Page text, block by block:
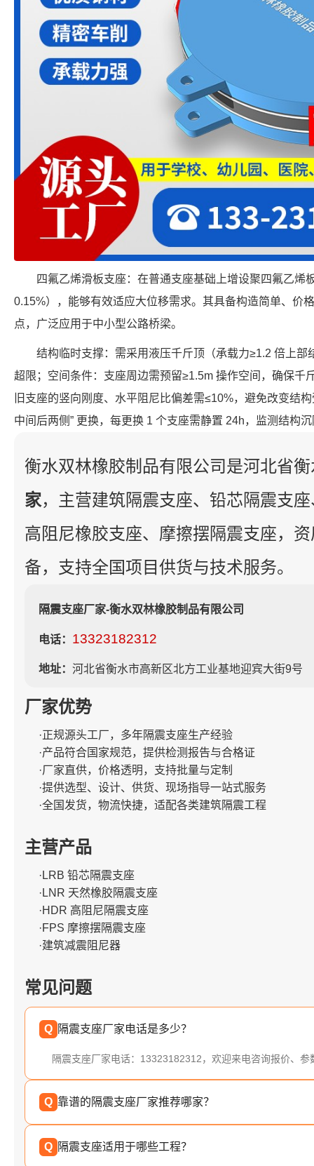
四氟乙烯滑板支座：在普通支座基础上增设聚四氟乙烯
0.15%），能够有效适应大位移需求。其具备构造简单、价
点，广泛应用于中小型公路桥梁。
结构临时支撑：需采用液压千斤顶（承载力≥1.2 倍上
超限；空间条件：支座周边需预留≥1.5m 操作空间，确保千
旧支座的竖向刚度、水平阻尼比偏差需≤10%，避免改变结
中间后两侧” 更换，每更换 1 个支座需静置 24h，监测结构
衡水双林橡胶制品有限公司是河北省
家，主营建筑隔震支座、铅芯隔震支
高阻尼橡胶支座、摩擦摆隔震支座，
备，支持全国项目供货与技术服务。
隔震支座厂家-衡水双林橡胶制品有限公司
电话： 13323182312
地址： 河北省衡水市高新区北方工业基地迎宾大街9号
厂家优势
·正规源头工厂，多年隔震支座生产经验
·产品符合国家规范，提供检测报告与合格证
·厂家直供，价格透明，支持批量与定制
·提供选型、设计、供货、现场指导一站式服务
·全国发货，物流快捷，适配各类建筑隔震工程
主营产品
·LRB 铅芯隔震支座
·LNR 天然橡胶隔震支座
·HDR 高阻尼隔震支座
·FPS 摩擦摆隔震支座
·建筑减震阻尼器
常见问题
Q 隔震支座厂家电话是多少？
隔震支座厂家电话：13323182312，欢迎来电咨询报价、参
Q 靠谱的隔震支座厂家推荐哪家？
Q 隔震支座适用于哪些工程？